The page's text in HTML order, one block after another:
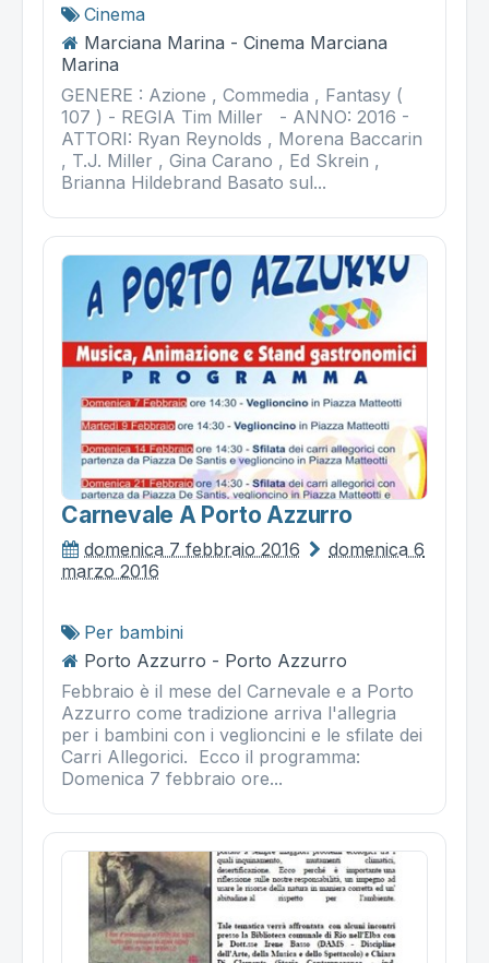
Cinema
Marciana Marina - Cinema Marciana
Marina
GENERE : Azione , Commedia , Fantasy (
107 ) - REGIA Tim Miller - ANNO: 2016 -
ATTORI: Ryan Reynolds , Morena Baccarin
, T.J. Miller , Gina Carano , Ed Skrein ,
Brianna Hildebrand Basato sul...
Carnevale A Porto Azzurro
domenica 7 febbraio 2016
domenica 6
marzo 2016
Per bambini
Porto Azzurro - Porto Azzurro
Febbraio è il mese del Carnevale e a Porto
Azzurro come tradizione arriva l'allegria
per i bambini con i veglioncini e le sfilate dei
Carri Allegorici. Ecco il programma:
Domenica 7 febbraio ore...